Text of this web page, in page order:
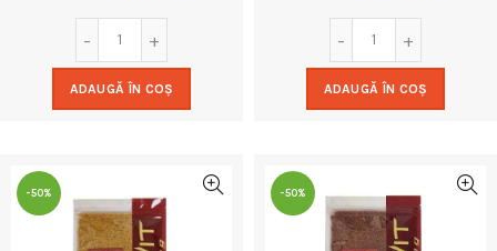
inițial
a
fost:
ADAUGĂ ÎN COȘ
inițial
a
fost:
ADAUGĂ ÎN COȘ
-50% -50%